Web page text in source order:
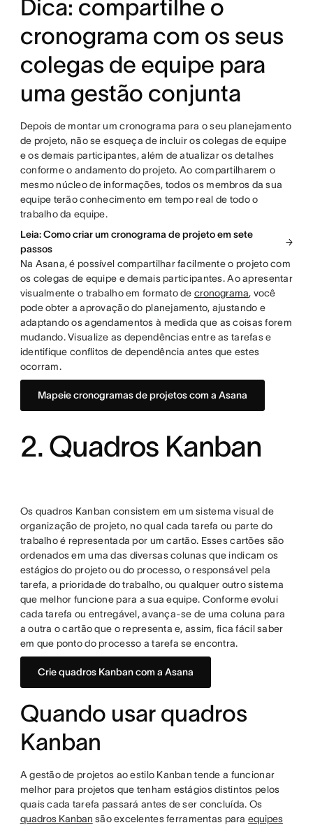
Dica: compartilhe o
cronograma com os seus
colegas de equipe para
uma gestão conjunta
Depois de montar um cronograma para o seu planejamento
de projeto, não se esqueça de incluir os colegas de equipe
e os demais participantes, além de atualizar os detalhes
conforme o andamento do projeto. Ao compartilharem o
mesmo núcleo de informações, todos os membros da sua
equipe terão conhecimento em tempo real de todo o
trabalho da equipe.
Leia: Como criar um cronograma de projeto em sete
passos
Na Asana, é possível compartilhar facilmente o projeto com
os colegas de equipe e demais participantes. Ao apresentar
visualmente o trabalho em formato decronograma, você
pode obter a aprovação do planejamento, ajustando e
adaptando os agendamentos à medida que as coisas forem
mudando. Visualize as dependências entre as tarefas e
identifique conflitos de dependência antes que estes
ocorram.
Mapeie cronogramas de projetos com a Asana
2. Quadros Kanban
Os quadros Kanban consistem em um sistema visual de
organização de projeto, no qual cada tarefa ou parte do
trabalho é representada por um cartão. Esses cartões são
ordenados em uma das diversas colunas que indicam os
estágios do projeto ou do processo, o responsável pela
tarefa, a prioridade do trabalho, ou qualquer outro sistema
que melhor funcione para a sua equipe. Conforme evolui
cada tarefa ou entregável, avança-se de uma coluna para
a outra o cartão que o representa e, assim, fica fácil saber
em que ponto do processo a tarefa se encontra.
Crie quadros Kanban com a Asana
Quando usar quadros
Kanban
A gestão de projetos ao estilo Kanban tende a funcionar
melhor para projetos que tenham estágios distintos pelos
quais cada tarefa passará antes de ser concluída. Os
quadros Kanban são excelentes ferramentas para equipes